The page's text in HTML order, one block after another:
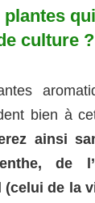
culture ?
bien à
ainsi
de
de la